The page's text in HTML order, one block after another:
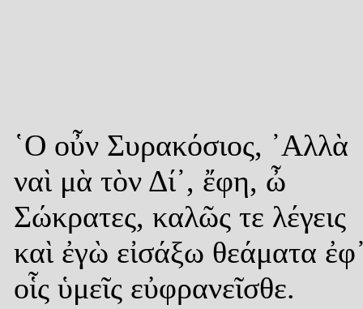
῾Ο οὖν Συρακόσιος, ᾿Αλλὰ
ναὶ μὰ τὸν Δί᾿, ἔφη, ὦ
Σώκρατες, καλῶς τε λέγεις
καὶ ἐγὼ εἰσάξω θεάματα
οἷς ὑμεῖς εὐφρανεῖσθε.